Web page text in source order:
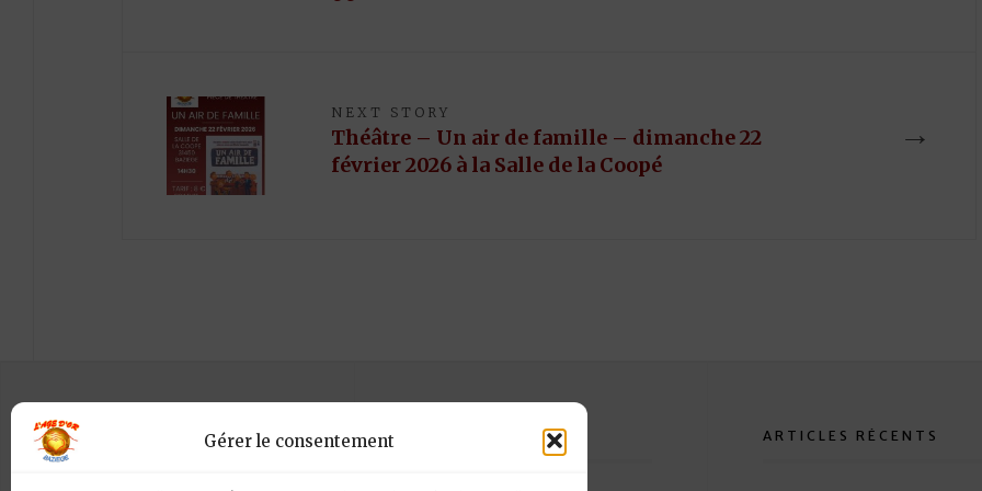
Gérer le consentement
→
NEXT STORY
Théâtre – Un air de famille – dimanche 22
février 2026 à la Salle de la Coopé
CRÉDITS PHOTOS ARTICLES RÉCENTS